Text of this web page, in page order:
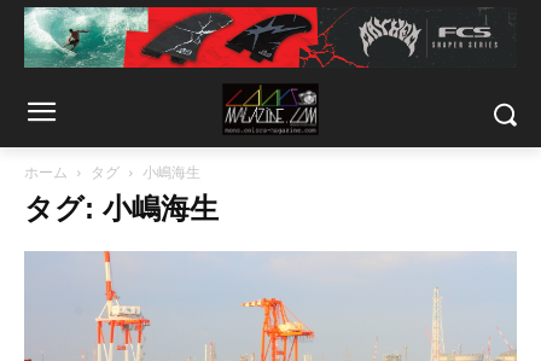
ホーム タグ 小嶋海生
タグ: 小嶋海生